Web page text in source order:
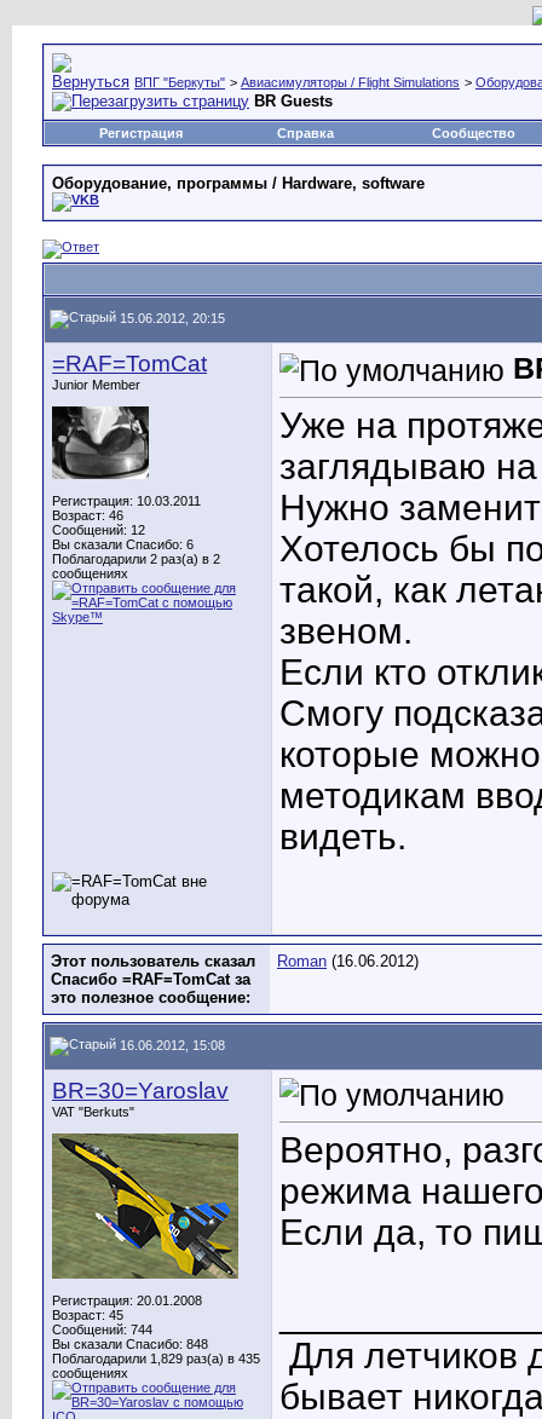
ВПГ "Беркуты" > Авиасимуляторы / Flight Simulations >
BR Guests
Регистрация Справка Сообщество
Оборудование, программы / Hardware, software
15.06.2012, 20:15
=RAF=TomCat
Junior Member
Регистрация: 10.03.2011
Возраст: 46
Сообщений: 12
Вы сказали Спасибо: 6
Поблагодарили 2 раз(а) в 2
сообщениях
Уже на
заглядываю на
Нужно
Хотелось бы
такой, как
звеном.
Если кто
Смогу
которые
методикам
видеть.
Этот пользователь сказал
Спасибо =RAF=TomCat за
это полезное сообщение:
Roman (16.06.2012)
16.06.2012, 15:08
BR=30=Yaroslav
VAT "Berkuts"
Регистрация: 20.01.2008
Возраст: 45
Сообщений: 744
Вы сказали Спасибо: 848
Поблагодарили 1,829 раз(а) в 435
сообщениях
Вероятно,
режима
Если да, то
Для летчиков
бывает